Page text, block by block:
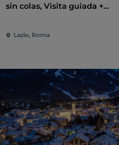
sin colas, Visita guiada +
Lazio, Roma